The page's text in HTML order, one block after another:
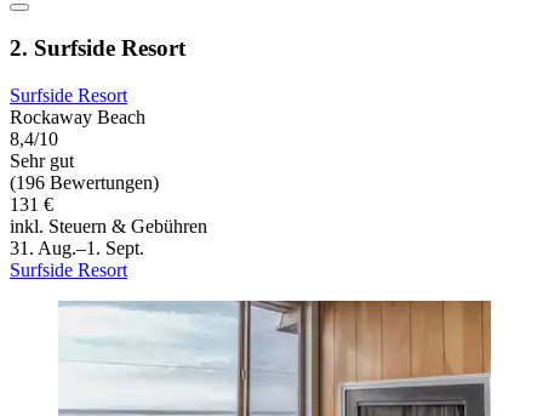
2. Surfside Resort
Surfside Resort
Rockaway Beach
8,4/10
Sehr gut
(196 Bewertungen)
131 €
inkl. Steuern & Gebühren
31. Aug.–1. Sept.
Surfside Resort